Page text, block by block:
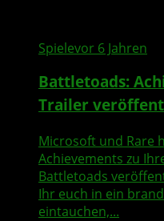
Spielevor 6 Jahren
Battletoads:
Trailer
Microsoft und Rare
Achievements zu
Battletoads
Ihr euch in ein
eintauchen,...